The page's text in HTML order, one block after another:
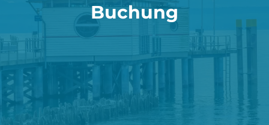
Buchung